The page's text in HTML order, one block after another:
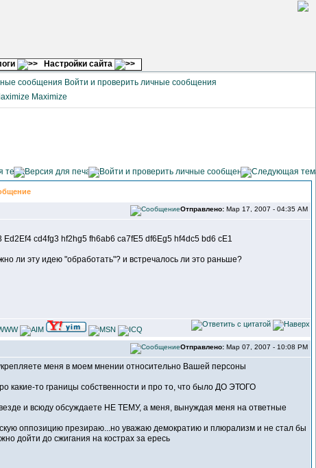
Настройки сайта
Войти и проверить личные сообщения
Maximize
Отправлено: Мар 17, 2007 - 04:35 AM
cd4fg3 hf2hg5 fh6ab6 ca7fE5 df6Eg5 hf4dc5 bd6 cE1
ли эту идею "обработать"? и встречалось ли это раньше?
Отправлено: Мар 07, 2007 - 10:08 PM
меня в моем мнении относительно Вашей персоны
какие-то границы собственности и про то, что было ДО ЭТОГО
и всюду обсуждаете НЕ ТЕМУ, а меня, вынуждая меня на ответные
оппозицию презираю...но уважаю демократию и плюрализм и не стал бы
дойти до сжигания на кострах за ересь